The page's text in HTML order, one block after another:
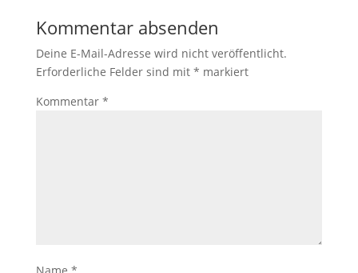
Kommentar absenden
Deine E-Mail-Adresse wird nicht veröffentlicht.
Erforderliche Felder sind mit * markiert
Kommentar *